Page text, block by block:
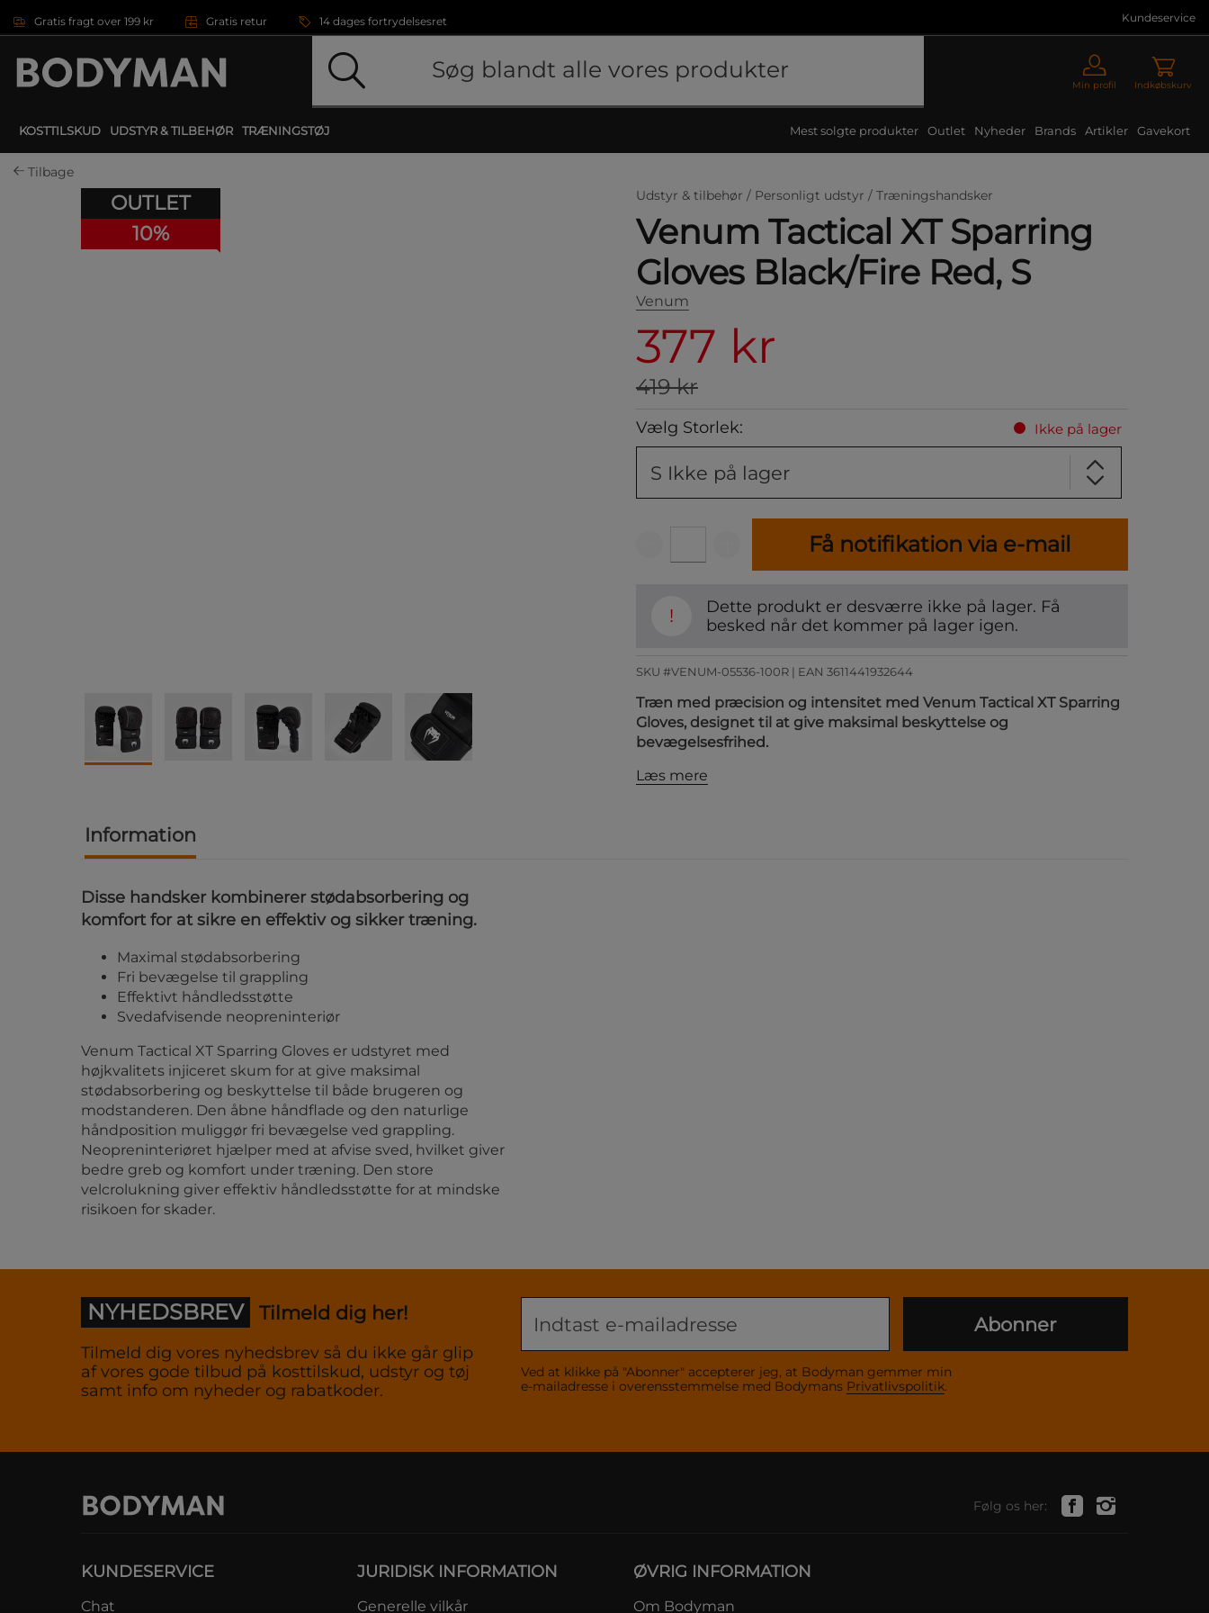
Gratis fragt over 199 kr Gratis retur 14 dages fortrydelsesret Kundeservice
Min profil Indkøbskurv
KOSTTILSKUD UDSTYR & TILBEHØR TRÆNINGSTØJ Mest solgte produkter Outlet Nyheder Brands Artikler Gavekort
Tilbage
OUTLET
10%
Udstyr & tilbehør / Personligt udstyr / Træningshandsker
Venum Tactical XT Sparring
Gloves Black/Fire Red, S
Venum
377 kr
419 kr
Vælg Storlek: Ikke på lager
S Ikke på lager
Få notifikation via e-mail
!
Dette produkt er desværre ikke på lager. Få
besked når det kommer på lager igen.
SKU #VENUM-05536-100R | EAN 3611441932644
Træn med præcision og intensitet med Venum Tactical XT Sparring
Gloves, designet til at give maksimal beskyttelse og
bevægelsesfrihed.
Læs mere
Information
Disse handsker kombinerer stødabsorbering og
komfort for at sikre en effektiv og sikker træning.
Maximal stødabsorbering
Fri bevægelse til grappling
Effektivt håndledsstøtte
Svedafvisende neopreninteriør
Venum Tactical XT Sparring Gloves er udstyret med
højkvalitets injiceret skum for at give maksimal
stødabsorbering og beskyttelse til både brugeren og
modstanderen. Den åbne håndflade og den naturlige
håndposition muliggør fri bevægelse ved grappling.
Neopreninteriøret hjælper med at afvise sved, hvilket giver
bedre greb og komfort under træning. Den store
velcrolukning giver effektiv håndledsstøtte for at mindske
risikoen for skader.
NYHEDSBREV Tilmeld dig her!
Tilmeld dig vores nyhedsbrev så du ikke går glip
af vores gode tilbud på kosttilskud, udstyr og tøj
samt info om nyheder og rabatkoder.
Ved at klikke på "Abonner" accepterer jeg, at Bodyman gemmer min
e-mailadresse i overensstemmelse med Bodymans Privatlivspolitik.
Abonner
Følg os her:
KUNDESERVICE
Chat
JURIDISK INFORMATION
Generelle vilkår
ØVRIG INFORMATION
Om Bodyman